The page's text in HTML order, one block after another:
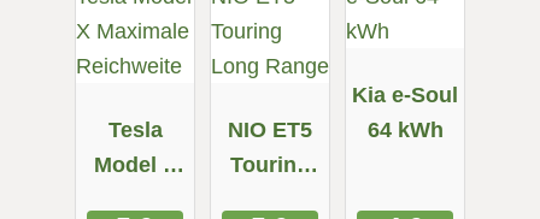
Tesla
Model X
NIO ET5
Touring
Kia e-Soul
64 kWh